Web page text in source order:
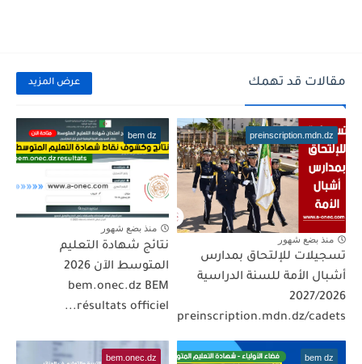
مقالات قد تهمك عرض المزيد
preinscription.mdn.dz
منذ بضع شهور
تسجيلات للإلتحاق بمدارس
أشبال الأمة للسنة الدراسية
2027/2026
preinscription.mdn.dz/cadets
bem dz
منذ بضع شهور
نتائج شهادة التعليم
المتوسط الآن 2026
bem.onec.dz BEM
résultats officiel...
bem dz
bem.onec.dz